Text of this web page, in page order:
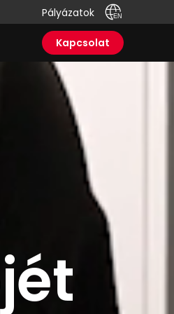
Pályázatok
Kapcsolat